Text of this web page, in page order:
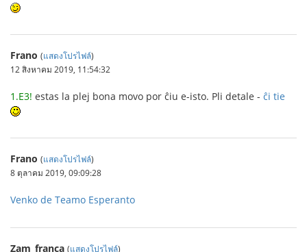
Frano (แสดงโปรไฟล์)
12 สิงหาคม 2019, 11:54:32
1.E3! estas la plej bona movo por ĉiu e-isto. Pli detale - ĉi tie
Frano (แสดงโปรไฟล์)
8 ตุลาคม 2019, 09:09:28
Venko de Teamo Esperanto
Zam_franca (แสดงโปรไฟล์)